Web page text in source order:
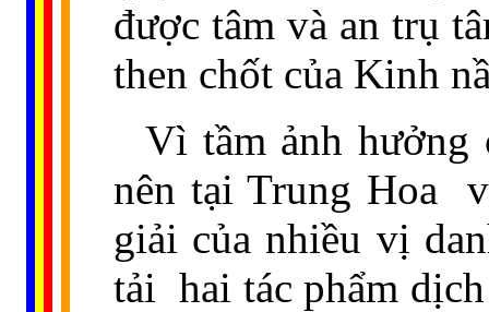
được tâm và an trụ
then chốt của Kinh
Vì tầm ảnh hưởng
nên tại Trung Hoa
giải của nhiều vị
tải hai tác phẩm